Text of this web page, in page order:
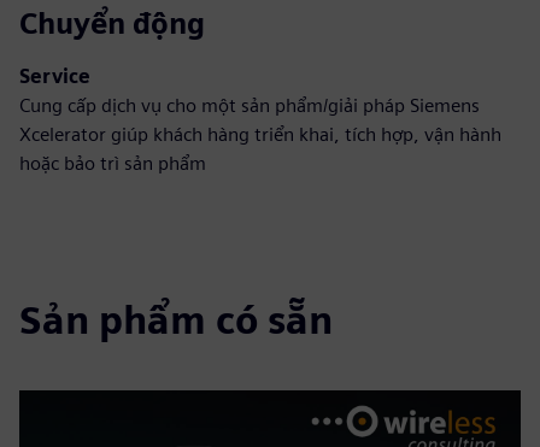
Chuyển động
Service
Cung cấp dịch vụ cho một sản phẩm/giải pháp Siemens
Xcelerator giúp khách hàng triển khai, tích hợp, vận hành
hoặc bảo trì sản phẩm
Sản phẩm có sẵn